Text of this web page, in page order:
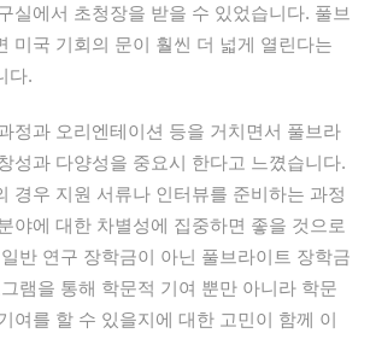
실에서 초청장을 받을 수 있었습니다. 풀브
미국 기회의 문이 훨씬 더 넓게 열린다는
다.
정과 오리엔테이션 등을 거치면서 풀브라
성과 다양성을 중요시 한다고 느꼈습니다.
경우 지원 서류나 인터뷰를 준비하는 과정
야에 대한 차별성에 집중하면 좋을 것으로
일반 연구 장학금이 아닌 풀브라이트 장학금
램을 통해 학문적 기여 뿐만 아니라 학문
여를 할 수 있을지에 대한 고민이 함께 이